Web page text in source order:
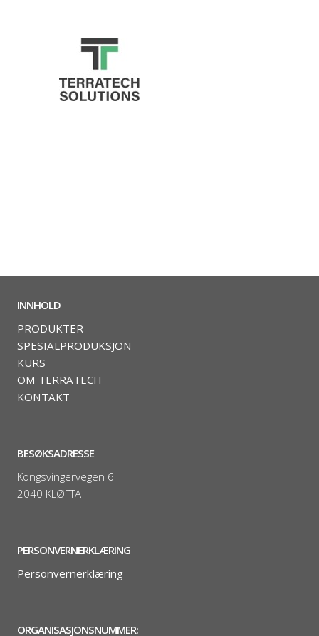
INNHOLD
PRODUKTER
SPESIALPRODUKSJON
KURS
OM TERRATECH
KONTAKT
BESØKSADRESSE
Kongsvingervegen 6
2040 KLØFTA
PERSONVERNERKLÆRING
Personvernerklæring
ORGANISASJONSNUMMER: